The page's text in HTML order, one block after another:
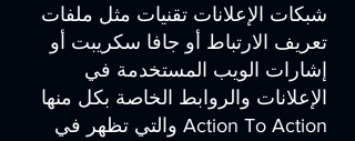
شبكات الإعلانات تقنيات مثل ملفات
تعريف الارتباط أو جافا سكريبت أو
إشارات الويب المستخدمة في
الإعلانات والروابط الخاصة بكل منها
والتي تظهر في Action To Action